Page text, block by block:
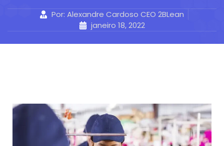
Por: Alexandre Cardoso CEO 2BLean
janeiro 18, 2022